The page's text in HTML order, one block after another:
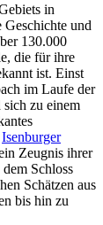
in
Geschichte und
130.000
die für ihre
ist. Einst
im Laufe der
zu einem
Isenburger
Zeugnis ihrer
Schloss
Schätzen aus
bis hin zu